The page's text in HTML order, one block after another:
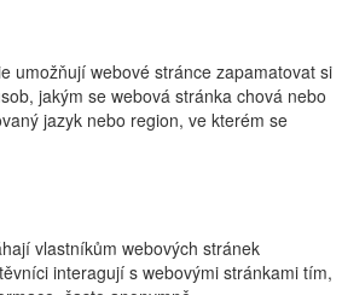
umožňují webové stránce zapamatovat si
jakým se webová stránka chová nebo
jazyk nebo region, ve kterém se
vlastníkům webových stránek
interagují s webovými stránkami tím,